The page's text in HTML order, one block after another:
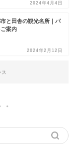
2024年4月4日
と田舎の観光名所｜パ
案内
2024年2月12日